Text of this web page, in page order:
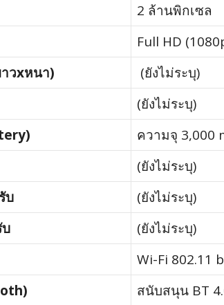
2 ล้านพิกเซล
Full HD
วxหนา)
(ยังไม่ระบุ)
(ยังไม่ระบุ)
ความจุ 3,000
(ยังไม่ระบุ)
บ
(ยังไม่ระบุ)
(ยังไม่ระบุ)
Wi-Fi 802.11
สนับสนุน BT